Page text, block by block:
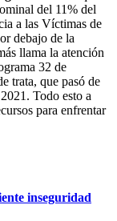
del 11% del
a las Víctimas de
debajo de la
llama la atención
32 de
trata, que pasó de
Todo esto a
para enfrentar
inseguridad